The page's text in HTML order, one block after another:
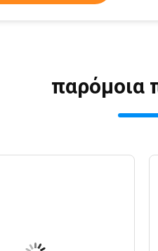
παρόμοια